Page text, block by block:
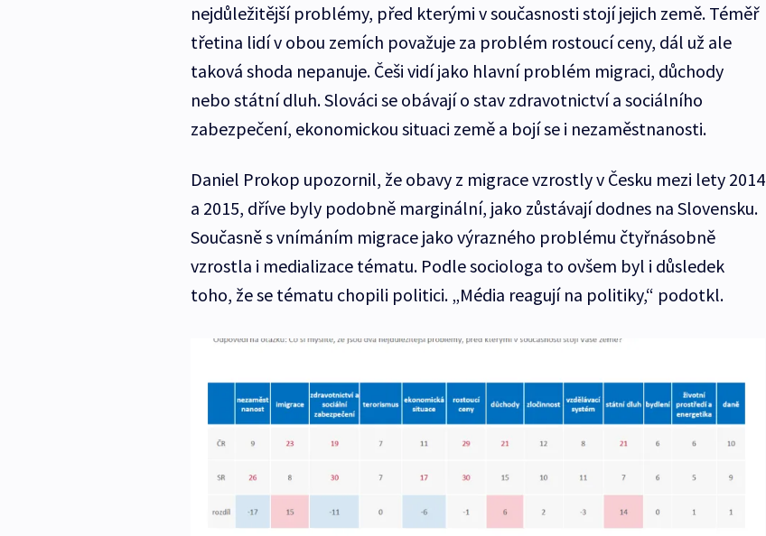
nejdůležitější problémy, před kterými v současnosti stojí jejich země. Téměř
třetina lidí v obou zemích považuje za problém rostoucí ceny, dál už ale
taková shoda nepanuje. Češi vidí jako hlavní problém migraci, důchody
nebo státní dluh. Slováci se obávají o stav zdravotnictví a sociálního
zabezpečení, ekonomickou situaci země a bojí se i nezaměstnanosti.
Daniel Prokop upozornil, že obavy z migrace vzrostly v Česku mezi lety 2014
a 2015, dříve byly podobně marginální, jako zůstávají dodnes na Slovensku.
Současně s vnímáním migrace jako výrazného problému čtyřnásobně
vzrostla i medializace tématu. Podle sociologa to ovšem byl i důsledek
toho, že se tématu chopili politici. „Média reagují na politiky,“ podotkl.